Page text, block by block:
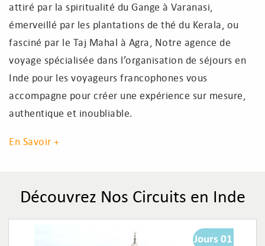
Témoignages
Contact
attiré par la spiritualité du Gange à Varanasi,
émerveillé par les plantations de thé du Kerala, ou
fasciné par le Taj Mahal à Agra, Notre agence de
voyage spécialisée dans l’organisation de séjours en
Inde pour les voyageurs francophones vous
accompagne pour créer une expérience sur mesure,
authentique et inoubliable.
En Savoir +
Découvrez Nos Circuits en Inde
Jours 01